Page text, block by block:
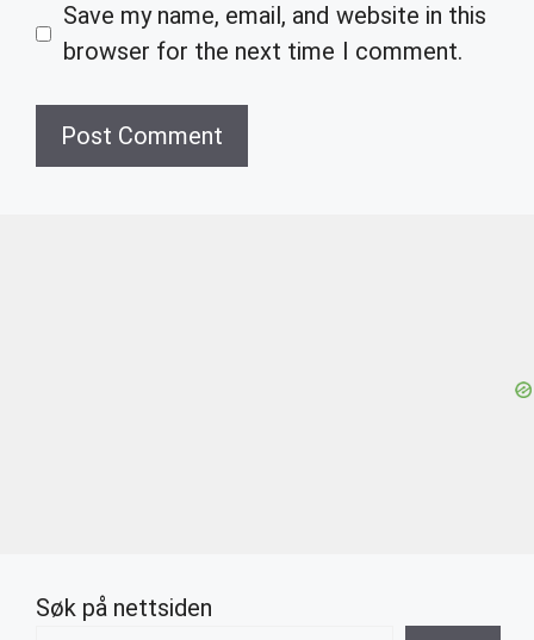
Save my name, email, and website in this
browser for the next time I comment.
Søk på nettsiden